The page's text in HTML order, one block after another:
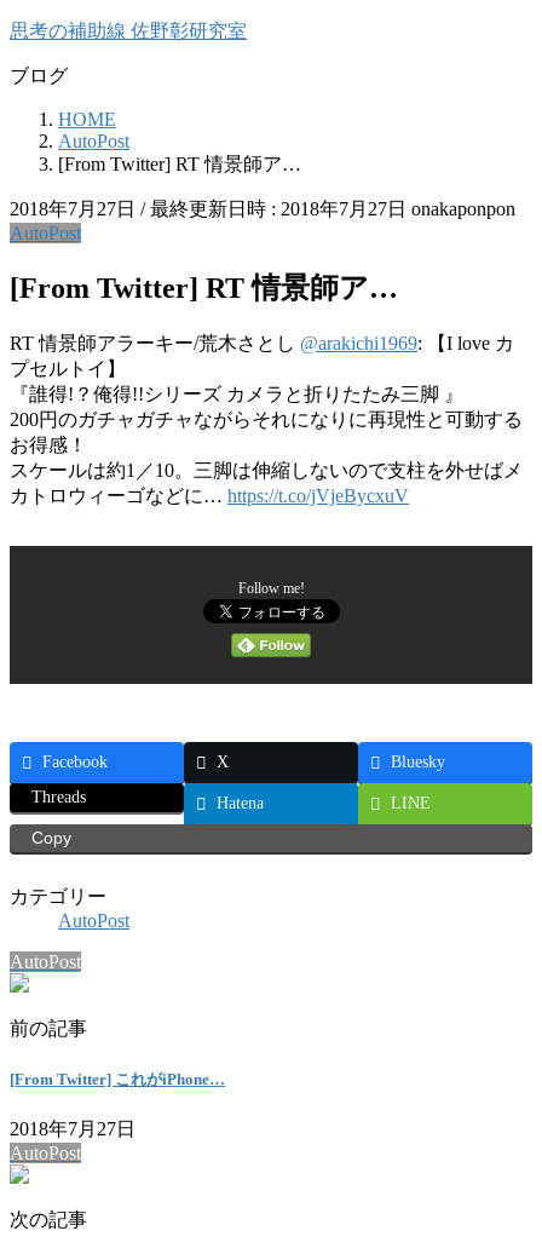
コ
テ
キ
ッ
ナ
ゲ
に
移
思考の補助線 佐野彰研究室
ブログ
HOME
AutoPost
[From Twitter] RT 情景師ア…
2018年7月27日 / 最終更新日時 : 2018年7月27日 onakaponpon
AutoPost
[From Twitter] RT 情景師ア…
RT 情景師アラーキー/荒木さとし @arakichi1969: 【I love カ
プセルトイ】
『誰得!？俺得!!シリーズ カメラと折りたたみ三脚 』
200円のガチャガチャながらそれになりに再現性と可動する
お得感！
スケールは約1／10。三脚は伸縮しないので支柱を外せばメ
カトロウィーゴなどに… https://t.co/jVjeBycxuV
Follow me!
Facebook X
Bluesky
Threads
Hatena
LINE
Copy
カテゴリー
AutoPost
AutoPost
前の記事
[From Twitter] これがiPhone…
2018年7月27日
AutoPost
次の記事